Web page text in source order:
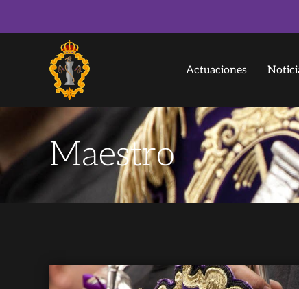
Actuaciones
Maestro